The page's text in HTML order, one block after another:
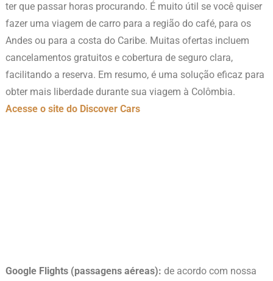
ter que passar horas procurando. É muito útil se você quiser
fazer uma viagem de carro para a região do café, para os
Andes ou para a costa do Caribe. Muitas ofertas incluem
cancelamentos gratuitos e cobertura de seguro clara,
facilitando a reserva. Em resumo, é uma solução eficaz para
obter mais liberdade durante sua viagem à Colômbia.
Acesse o site do Discover Cars
Google Flights (passagens aéreas): de acordo com nossa